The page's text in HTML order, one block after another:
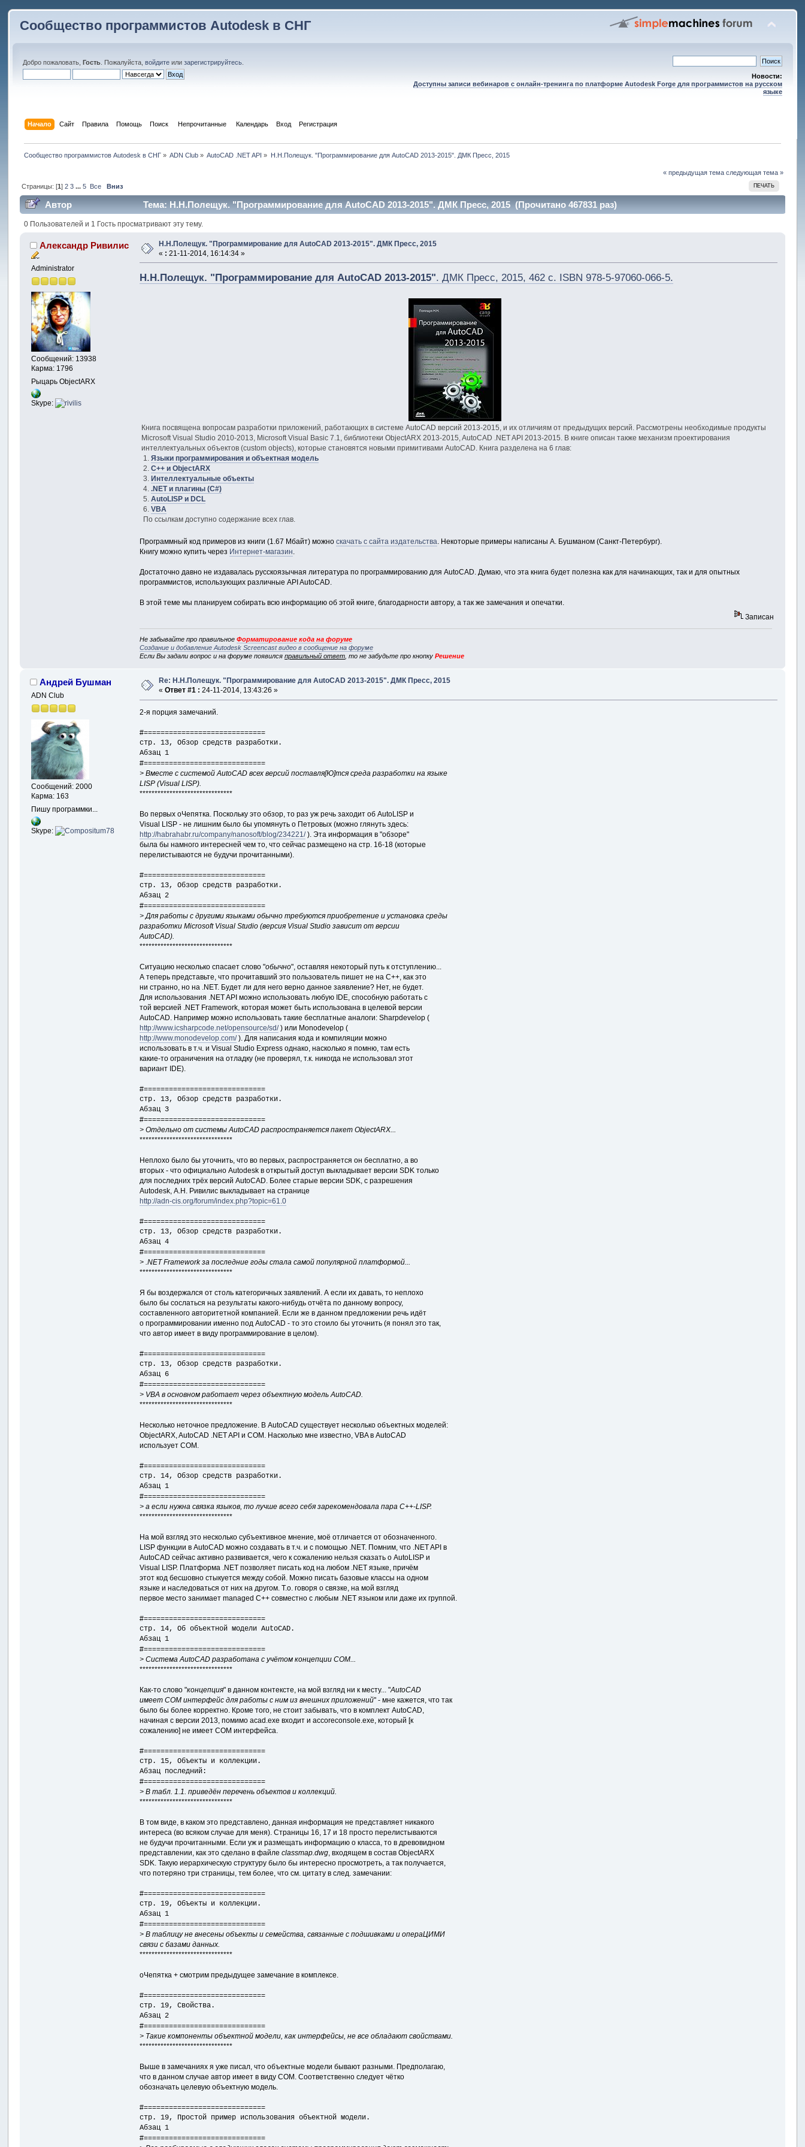
Сообщество программистов Autodesk в СНГ
Добро пожаловать,Гость . Пожалуйста,войдите илизарегистрируйтесь
Новости:
Доступны записи вебинаров с онлайн-тренинга по платформе Autodesk Forge для программистов на русском
языке
Начало Сайт Правила Помощь Поиск Непрочитанные Календарь Вход Регистрация
Сообщество программистов Autodesk в СНГ» ADN Club » AutoCAD .NET API » Н.Н.Полещук. "Программирование для AutoCAD 2013-2015". ДМК Пресс, 2015
« предыдущая тема следующая тема »
ПЕЧАТЬ
Страницы: [1] 2 3 ... 5 Все Вниз
Автор Тема: Н.Н.Полещук. "Программирование для AutoCAD 2013-2015". ДМК Пресс, 2015 (Прочитано 467831 раз)
0 Пользователей и 1 Гость просматривают эту тему.
Александр Ривилис
Administrator
Сообщений: 13938
Карма: 1796
Рыцарь ObjectARX
Skype:
Н.Н.Полещук. "Программирование для AutoCAD 2013-2015". ДМК Пресс, 2015
« : 21-11-2014, 16:14:34 »
Н.Н.Полещук. "Программирование для AutoCAD 2013-2015". ДМК Пресс, 2015, 462 с. ISBN 978-5-97060-066-5.
Книга посвящена вопросам разработки приложений, работающих в системе AutoCAD версий 2013-2015, и их отличиям от предыдущих версий. Рассмотрены необходимые продукты
Microsoft Visual Studio 2010-2013, Microsoft Visual Basic 7.1, библиотеки ObjectARX 2013-2015, AutoCAD .NET API 2013-2015. В книге описан также механизм проектирования
интеллектуальных объектов (custom objects), которые становятся новыми примитивами AutoCAD. Книга разделена на 6 глав:
1.Языки программирования и объектная модель
2.C++ и ObjectARX
3.Интеллектуальные объекты
4..NET и плагины (C#)
5.AutoLISP и DCL
6.VBA
По ссылкам доступно содержание всех глав.
Программный код примеров из книги (1.67 Мбайт) можноскачать с сайта издательства . Некоторые примеры написаны А. Бушманом (Санкт-Петербург).
Книгу можно купить через Интернет-магазин
Достаточно давно не издавалась русскоязычная литература по программированию для AutoCAD. Думаю, что эта книга будет полезна как для начинающих, так и для опытных
программистов, использующих различные API AutoCAD.
В этой теме мы планируем собирать всю информацию об этой книге, благодарности автору, а так же замечания и опечатки.
Записан
Не забывайте про правильноеФорматирование кода на форуме
Создание и добавление Autodesk Screencast видео в сообщение на форуме
Если Вы задали вопрос и на форуме появилсяправильный ответ , то не забудьте про кнопкуРешение
Андрей Бушман
ADN Club
Сообщений: 2000
Карма: 163
Пишу программки...
Skype:
Re: Н.Н.Полещук. "Программирование для AutoCAD 2013-2015". ДМК Пресс, 2015
«Ответ #1 : 24-11-2014, 13:43:26 »
2-я порция замечаний.
#=============================
стр. 13, Обзор средств разработки.
Абзац 1
#=============================
> Вместе с системой AutoCAD всех версий поставля[Ю]тся среда разработки на языке
LISP (Visual LISP).
*******************************
Во первых оЧепятка. Поскольку это обзор, то раз уж речь заходит об AutoLISP и
Visual LISP - не лишним было бы упомянуть о Петровых (можно глянуть здесь:
http://habrahabr.ru/company/nanosoft/blog/234221/). Эта информация в "обзоре"
была бы намного интересней чем то, что сейчас размещено на стр. 16-18 (которые
перелистываются не будучи прочитанными).
#=============================
стр. 13, Обзор средств разработки.
Абзац 2
#=============================
> Для работы с другими языками обычно требуются приобретение и установка среды
разработки Microsoft Visual Studio (версия Visual Studio зависит от версии
AutoCAD).
*******************************
Ситуацию несколько спасает слово "обычно", оставляя некоторый путь к отступлению...
А теперь представьте, что прочитавший это пользователь пишет не на C++, как это
ни странно, но на .NET. Будет ли для него верно данное заявление? Нет, не будет.
Для использования .NET API можно использовать любую IDE, способную работать с
той версией .NET Framework, которая может быть использована в целевой версии
AutoCAD. Например можно использовать такие бесплатные аналоги: Sharpdevelop (
http://www.icsharpcode.net/opensource/sd/) или Monodevelop (
http://www.monodevelop.com/). Для написания кода и компиляции можно
использовать в т.ч. и Visual Studio Express однако, насколько я помню, там есть
какие-то ограничения на отладку (не проверял, т.к. никогда не использовал этот
вариант IDE).
#=============================
стр. 13, Обзор средств разработки.
Абзац 3
#=============================
> Отдельно от системы AutoCAD распространяется пакет ObjectARX...
*******************************
Неплохо было бы уточнить, что во первых, распространяется он бесплатно, а во
вторых - что официально Autodesk в открытый доступ выкладывает версии SDK только
для последних трёх версий AutoCAD. Более старые версии SDK, с разрешения
Autodesk, А.Н. Ривилис выкладывает на странице
http://adn-cis.org/forum/index.php?topic=61.0
#=============================
стр. 13, Обзор средств разработки.
Абзац 4
#=============================
> .NET Framework за последние годы стала самой популярной платформой...
*******************************
Я бы воздержался от столь категоричных заявлений. А если их давать, то неплохо
было бы сослаться на результаты какого-нибудь отчёта по данному вопросу,
составленного авторитетной компанией. Если же в данном предложении речь идёт
о программировании именно под AutoCAD - то это стоило бы уточнить (я понял это так,
что автор имеет в виду программирование в целом).
#=============================
стр. 13, Обзор средств разработки.
Абзац 6
#=============================
> VBA в основном работает через объектную модель AutoCAD.
*******************************
Несколько неточное предложение. В AutoCAD существует несколько объектных моделей:
ObjectARX, AutoCAD .NET API и COM. Насколько мне известно, VBA в AutoCAD
использует COM.
#=============================
стр. 14, Обзор средств разработки.
Абзац 1
#=============================
> а если нужна связка языков, то лучше всего себя зарекомендовала пара C++-LISP.
*******************************
На мой взгляд это несколько субъективное мнение, моё отличается от обозначенного.
LISP функции в AutoCAD можно создавать в т.ч. и с помощью .NET. Помним, что .NET API в
AutoCAD сейчас активно развивается, чего к сожалению нельзя сказать о AutoLISP и
Visual LISP. Платформа .NET позволяет писать код на любом .NET языке, причём
этот код бесшовно стыкуется между собой. Можно писать базовые классы на одном
языке и наследоваться от них на другом. Т.о. говоря о связке, на мой взгляд
первое место занимает managed C++ совместно с любым .NET языком или даже их группой.
#=============================
стр. 14, Об объектной модели AutoCAD.
Абзац 1
#=============================
> Система AutoCAD разработана с учётом концепции COM...
*******************************
Как-то слово "концепция" в данном контексте, на мой взгляд ни к месту... "AutoCAD
имеет COM интерфейс для работы с ним из внешних приложений" - мне кажется, что так
было бы более корректно. Кроме того, не стоит забывать, что в комплект AutoCAD,
начиная с версии 2013, помимо acad.exe входит и accoreconsole.exe, который [к
сожалению] не имеет COM интерфейса.
#=============================
стр. 15, Объекты и коллекции.
Абзац последний:
#=============================
> В табл. 1.1. приведён перечень объектов и коллекций.
*******************************
В том виде, в каком это представлено, данная информация не представляет никакого
интереса (во всяком случае для меня). Страницы 16, 17 и 18 просто перелистываются
не будучи прочитанными. Если уж и размещать информацию о класса, то в древовидном
представлении, как это сделано в файлеclassmap.dwg, входящем в состав ObjectARX
SDK. Такую иерархическую структуру было бы интересно просмотреть, а так получается,
что потеряно три страницы, тем более, что см. цитату в след. замечании:
#=============================
стр. 19, Объекты и коллекции.
Абзац 1
#=============================
> В таблицу не внесены объекты и семейства, связанные с подшивками и операЦИМИ
связи с базами данных.
*******************************
оЧепятка + смотрим предыдущее замечание в комплексе.
#=============================
стр. 19, Свойства.
Абзац 2
#=============================
> Такие компоненты объектной модели, как интерфейсы, не все обладают свойствами.
*******************************
Выше в замечаниях я уже писал, что объектные модели бывают разными. Предполагаю,
что в данном случае автор имеет в виду COM. Соответственно следует чётко
обозначать целевую объектную модель.
#=============================
стр. 19, Простой пример использования объектной модели.
Абзац 1
#=============================